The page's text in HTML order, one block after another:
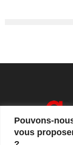
Pouvons-
vous